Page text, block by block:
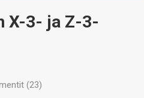
X-3- ja Z-3-
(23)